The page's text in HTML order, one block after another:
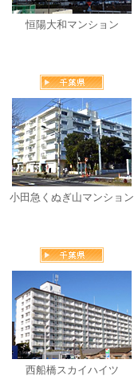
恒陽大和マンション
小田急くぬぎ山マンション
西船橋スカイハイツ